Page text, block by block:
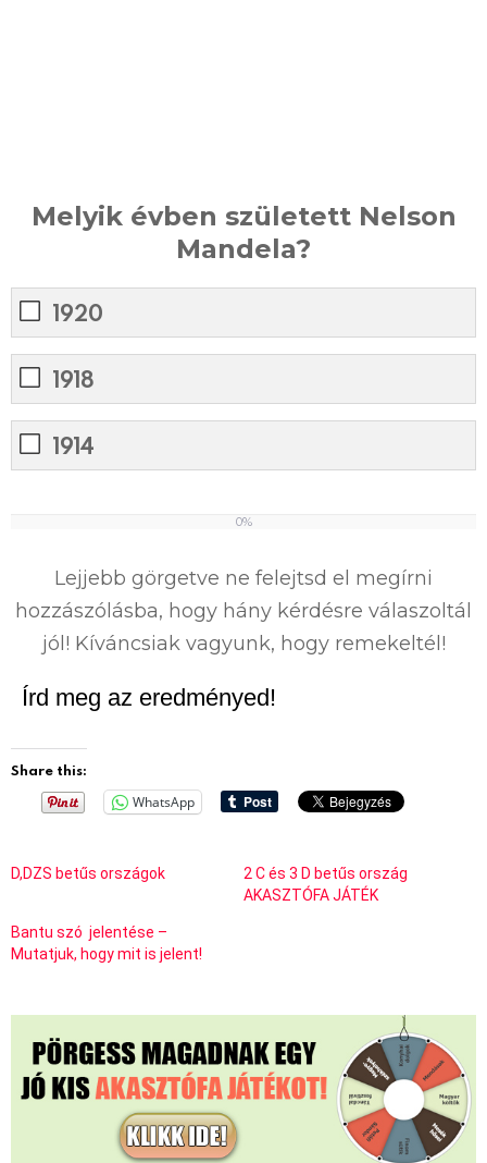
Melyik évben született Nelson
Mandela?
1920
1918
1914
0%
Lejjebb görgetve ne felejtsd el megírni
hozzászólásba, hogy hány kérdésre válaszoltál
jól! Kíváncsiak vagyunk, hogy remekeltél!
Írd meg az eredményed!
Share this:
WhatsApp
D,DZS betűs országok
2 C és 3 D betűs ország
AKASZTÓFA JÁTÉK
Bantu szó jelentése –
Mutatjuk, hogy mit is jelent!